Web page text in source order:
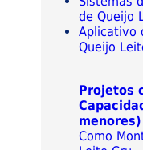
de Queijo
Aplicativo
Queijo
Projetos
menores)
Como